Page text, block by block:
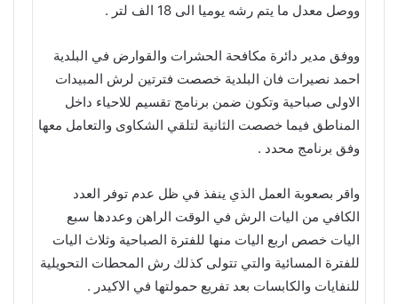
ووصل معدل ما يتم رشه يوميا الى 18 الف لتر .
ووفق مدير دائرة مكافحة الحشرات والقوارض في البلدية
احمد نصيرات فان البلدية خصصت فترتين لرش المبيدات
الاولى صباحية وتكون ضمن برنامج تقسيم للاحياء داخل
المناطق فيما خصصت الثانية لتلقي الشكاوى والتعامل معها
وفق برنامج محدد .
واقر بصعوبة العمل الذي ينفذ في ظل عدم توفر العدد
الكافي من اليات الرش في الوقت الراهن وعددها سبع
اليات خصص اربع اليات منها للفترة الصباحية وثلاث اليات
للفترة المسائية والتي تتولى كذلك رش المحطات التحويلية
للنفايات والكابسات بعد تفريع حمولتها في الاكيدر .